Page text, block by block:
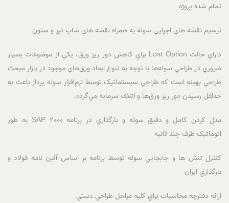
تمام شده پروژه
ترسيم نقشه هاي اجرايي سوله به همراه نقشه هاي شاپ تير و ستون
داراي حالت Lost Option براي کاهش دور ريز ورق، يکي از موضوعات بسيار
ضروري در طراحي سوله‌ها با توجه به تنوع ابعاد ورق‌هاي موجود در بازار مبحث
طراحي بهينه است که طراحي سيستماتيک توسط نرم‌افزار سوله پرداز باعث به
حداقل رسيدن دور ريز ورق‌ها و اتلاف سرمايه مي‌گردد.
مدل کردن کامل و دقيق سوله و بارگذاري در برنامه SAP 2000 به طور
اتوماتيک ظرف چند ثانيه
کنترل تنش ها و جابجايي سوله توسط برنامه بر اساس آئين نامه فولاد و
بارگذاري ايران
ارائه دفترچه محاسبات براي کليه مراحل طراحي دستي